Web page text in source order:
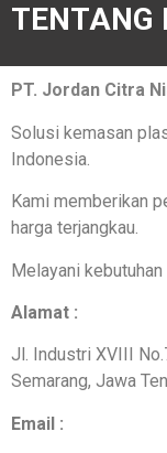
TENTANG
PT. Jordan Citra
Solusi kemasan
Indonesia.
Kami memberikan
harga terjangkau.
Melayani
Alamat :
Jl. Industri XVIII
Semarang, Jawa
Email :